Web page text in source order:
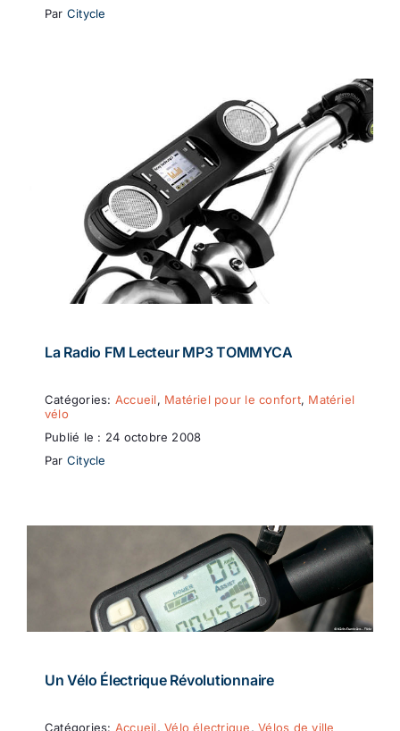
Par Citycle
La Radio FM Lecteur MP3 TOMMYCA
Catégories: Accueil, Matériel pour le confort, Matériel
vélo
Publié le : 24 octobre 2008
Par Citycle
Un Vélo Électrique Révolutionnaire
Catégories: Accueil,Vélo électrique,Vélos de ville